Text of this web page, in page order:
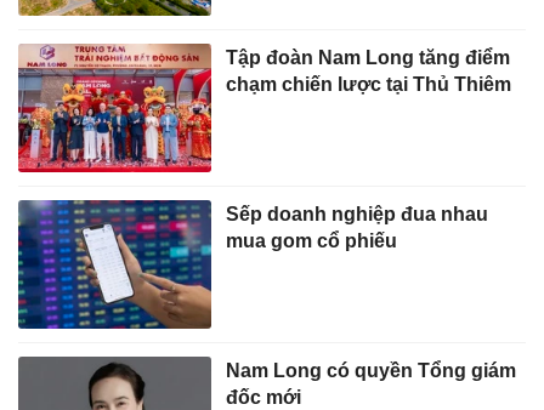
Tập đoàn Nam Long tăng điểm
chạm chiến lược tại Thủ Thiêm
Sếp doanh nghiệp đua nhau
mua gom cổ phiếu
Nam Long có quyền Tổng giám
đốc mới